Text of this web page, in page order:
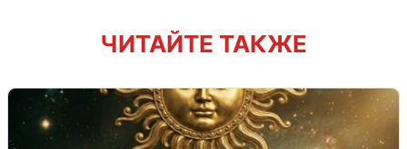
ЧИТАЙТЕ ТАКЖЕ